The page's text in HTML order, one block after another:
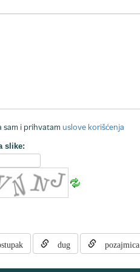
sam i prihvatam uslove korišćenja
slike:
dug pozajmica